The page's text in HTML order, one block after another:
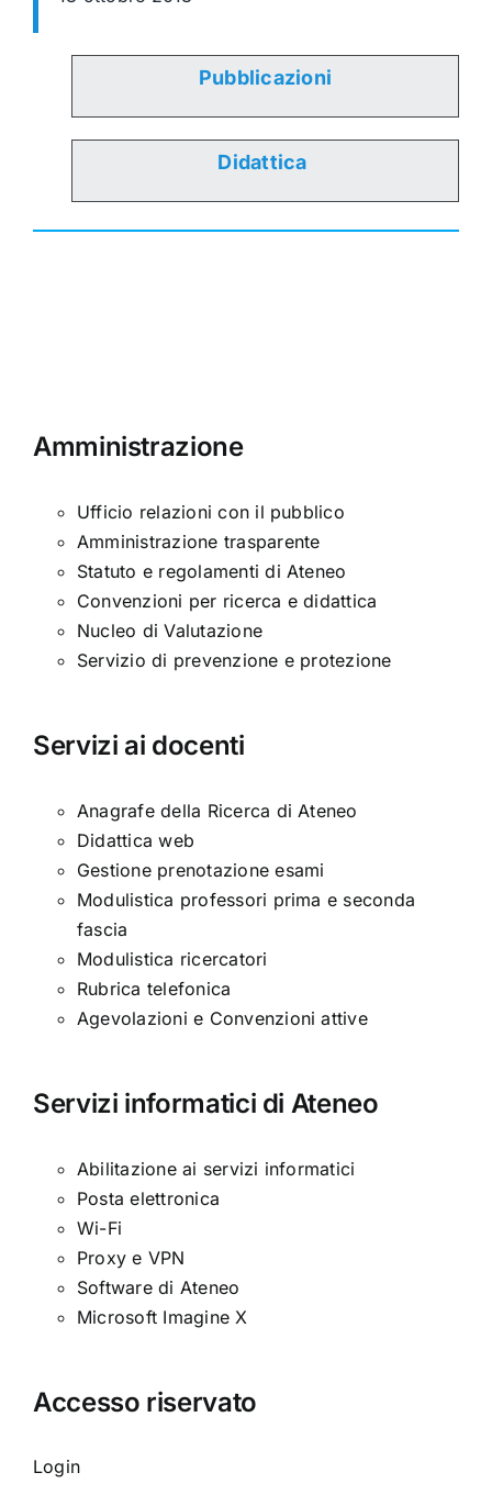
Pubblicazioni
Didattica
Amministrazione
Ufficio relazioni con il pubblico
Amministrazione trasparente
Statuto e regolamenti di Ateneo
Convenzioni per ricerca e didattica
Nucleo di Valutazione
Servizio di prevenzione e protezione
Servizi ai docenti
Anagrafe della Ricerca di Ateneo
Didattica web
Gestione prenotazione esami
Modulistica professori prima e seconda
fascia
Modulistica ricercatori
Rubrica telefonica
Agevolazioni e Convenzioni attive
Servizi informatici di Ateneo
Abilitazione ai servizi informatici
Posta elettronica
Wi-Fi
Proxy e VPN
Software di Ateneo
Microsoft Imagine X
Accesso riservato
Login